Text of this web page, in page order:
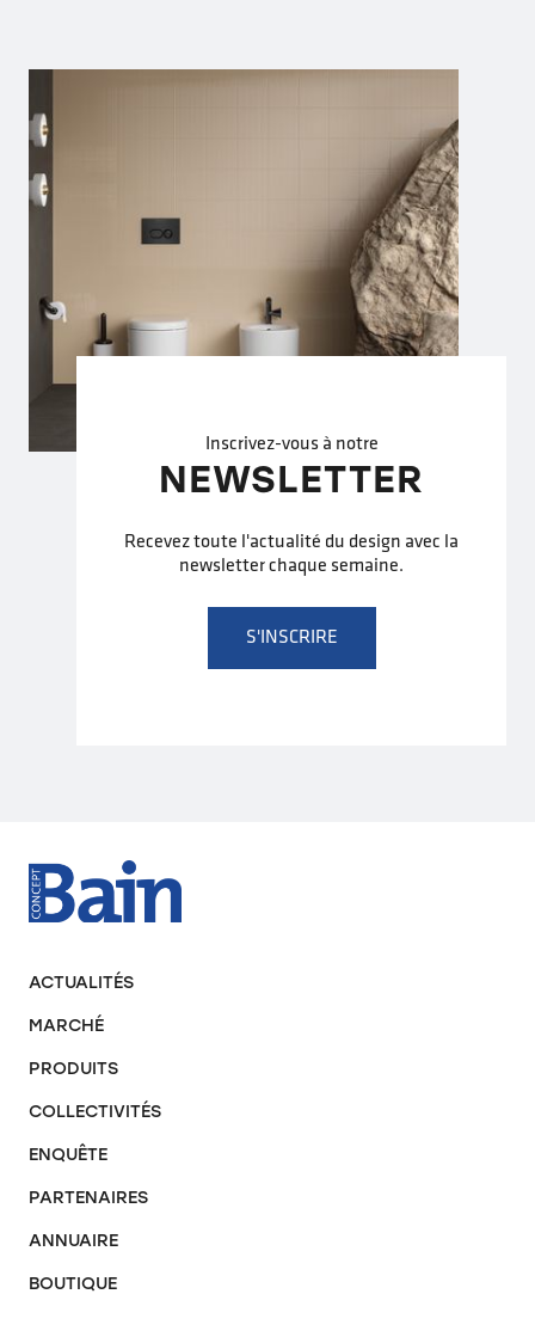
Inscrivez-vous à notre
NEWSLETTER
Recevez toute l'actualité du design avec la
newsletter chaque semaine.
S'INSCRIRE
ACTUALITÉS
MARCHÉ
PRODUITS
COLLECTIVITÉS
ENQUÊTE
PARTENAIRES
ANNUAIRE
BOUTIQUE